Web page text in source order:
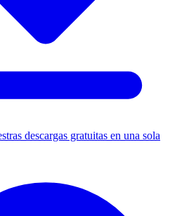
descargas gratuitas en una sola